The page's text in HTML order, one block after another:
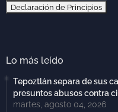
Declaración de Principios
Lo más leído
Tepoztlán separa de sus
presuntos abusos contra
martes, agosto 04, 2026